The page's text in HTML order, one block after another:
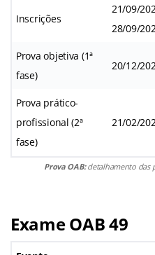
Inscrições
21/09/
28/09/
Prova objetiva (1ª
fase)
20/12/
Prova prático-
profissional (2ª
fase)
21/02/
Prova OAB:detalhamento das
Exame OAB 49